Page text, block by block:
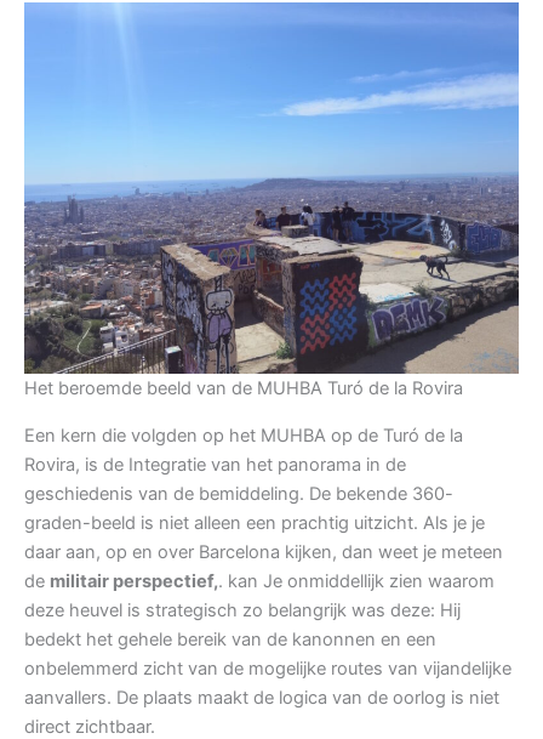
Het beroemde beeld van de MUHBA Turó de la Rovira
Een kern die volgden op het MUHBA op de Turó de la
Rovira, is de Integratie van het panorama in de
geschiedenis van de bemiddeling. De bekende 360-
graden-beeld is niet alleen een prachtig uitzicht. Als je je
daar aan, op en over Barcelona kijken, dan weet je meteen
de militair perspectief,. kan Je onmiddellijk zien waarom
deze heuvel is strategisch zo belangrijk was deze: Hij
bedekt het gehele bereik van de kanonnen en een
onbelemmerd zicht van de mogelijke routes van vijandelijke
aanvallers. De plaats maakt de logica van de oorlog is niet
direct zichtbaar.